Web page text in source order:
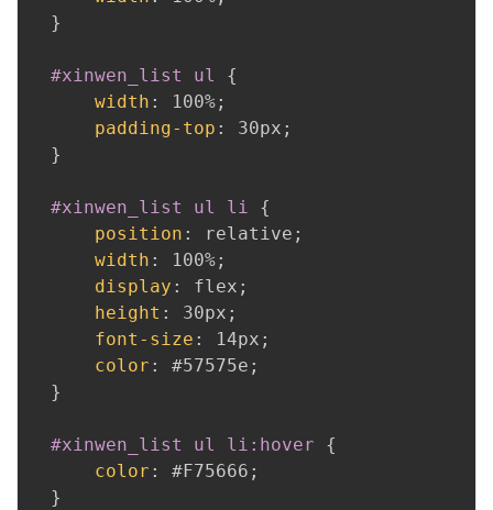
}
#xinwen_list ul
{
width : 100%;
padding-top : 30px ;
}
#xinwen_list ul li
{
position : relative ;
width : 100%;
display : flex ;
height : 30px ;
font-size : 14px ;
color : #57575e ;
}
#xinwen_list ul li:hover
{
color : #F75666 ;
}